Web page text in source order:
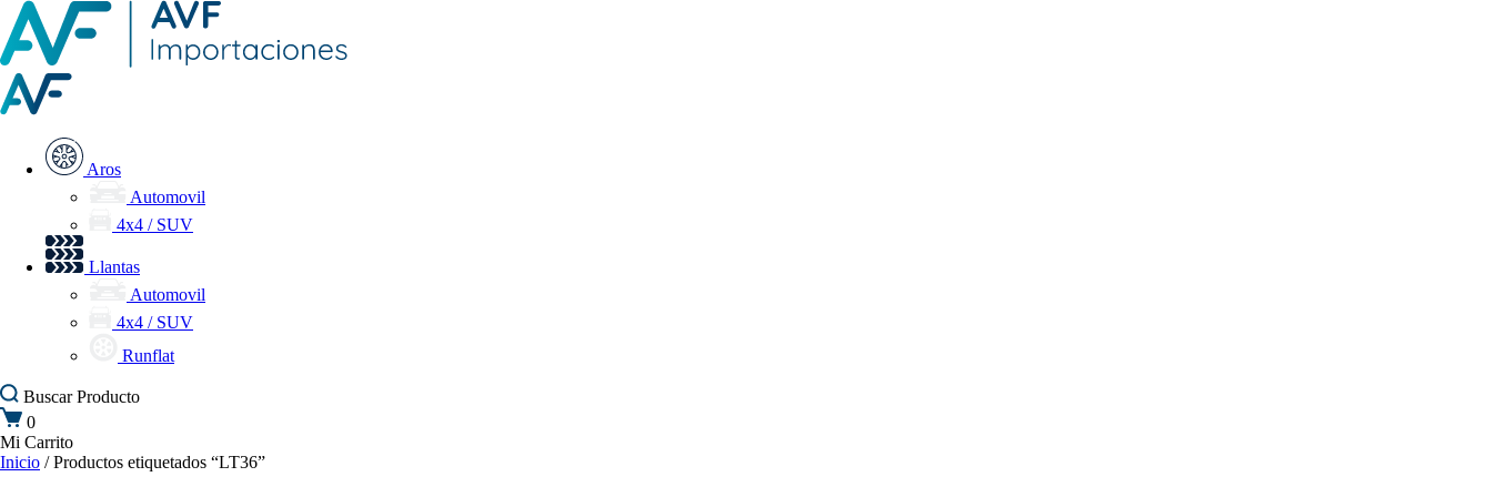
Aros
Automovil
4x4 / SUV
Llantas
Automovil
4x4 / SUV
Runflat
BuscarProducto
0
Mi Carrito
Inicio / Productos etiquetados “LT36”